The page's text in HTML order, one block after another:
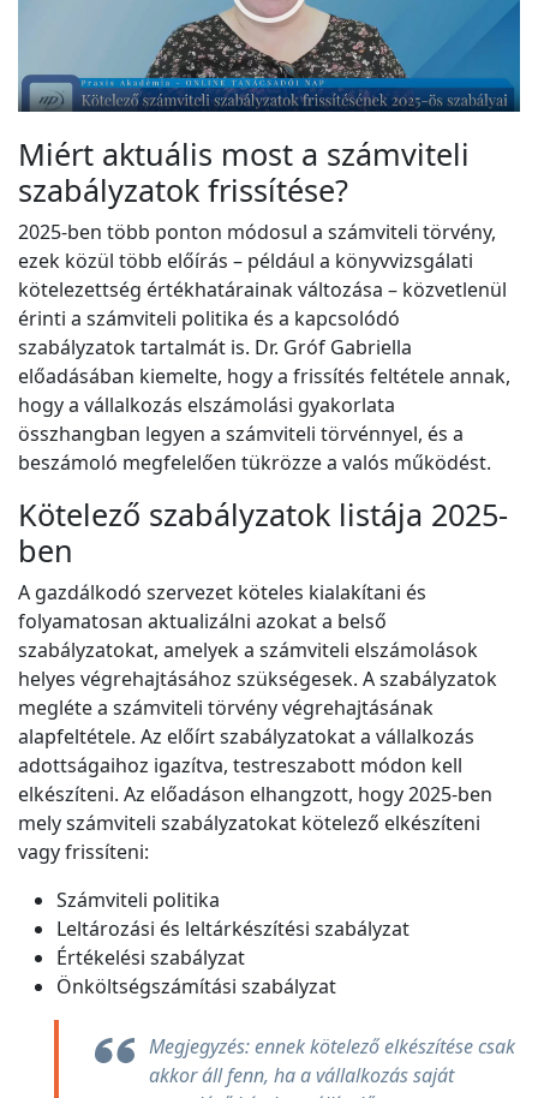
Miért aktuális most a számviteli
szabályzatok frissítése?
2025-ben több ponton módosul a számviteli törvény,
ezek közül több előírás – például a könyvvizsgálati
kötelezettség értékhatárainak változása – közvetlenül
érinti a számviteli politika és a kapcsolódó
szabályzatok tartalmát is. Dr. Gróf Gabriella
előadásában kiemelte, hogy a frissítés feltétele annak,
hogy a vállalkozás elszámolási gyakorlata
összhangban legyen a számviteli törvénnyel, és a
beszámoló megfelelően tükrözze a valós működést.
Kötelező szabályzatok listája 2025-
ben
A gazdálkodó szervezet köteles kialakítani és
folyamatosan aktualizálni azokat a belső
szabályzatokat, amelyek a számviteli elszámolások
helyes végrehajtásához szükségesek. A szabályzatok
megléte a számviteli törvény végrehajtásának
alapfeltétele. Az előírt szabályzatokat a vállalkozás
adottságaihoz igazítva, testreszabott módon kell
elkészíteni. Az előadáson elhangzott, hogy 2025-ben
mely számviteli szabályzatokat kötelező elkészíteni
vagy frissíteni:
Számviteli politika
Leltározási és leltárkészítési szabályzat
Értékelési szabályzat
Önköltségszámítási szabályzat
Megjegyzés: ennek kötelező elkészítése csak
akkor áll fenn, ha a vállalkozás saját